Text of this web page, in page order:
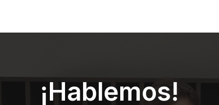
¡Hablemos!